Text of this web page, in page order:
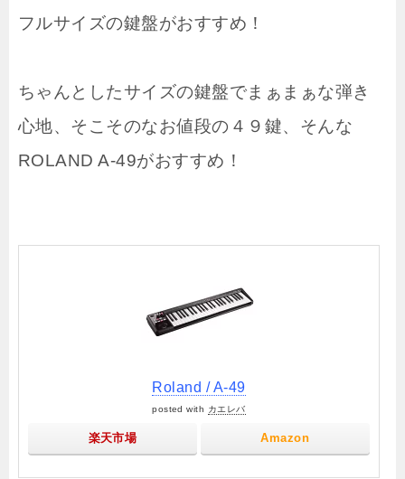
フルサイズの鍵盤がおすすめ！
ちゃんとしたサイズの鍵盤でまぁまぁな弾き
心地、そこそのなお値段の４９鍵、そんな
ROLAND A-49がおすすめ！
Roland / A-49
posted with カエレバ
楽天市場 Amazon